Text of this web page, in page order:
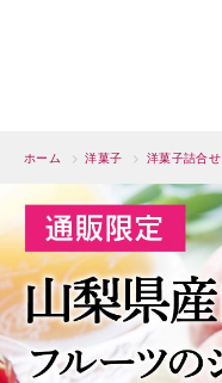
ホーム > 洋菓子 > 洋菓子詰合せ